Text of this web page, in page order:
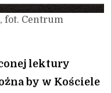
fot. Centrum
lektury
by w Kościele